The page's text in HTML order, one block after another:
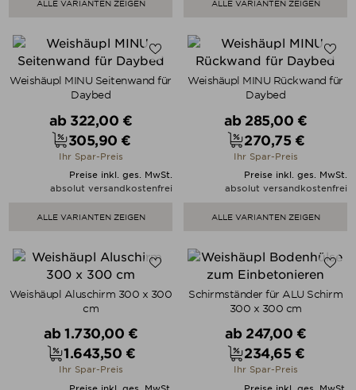
ALLE VARIANTEN ZEIGEN ALLE VARIANTEN ZEIGEN
Weishäupl MINU Seitenwand für
Daybed
Verkaufspreis
ab 322,00 €
Preis
305,90 €
Ihr Spar-Preis
Preise inkl. ges. MwSt.
absolut versandkostenfrei
ALLE VARIANTEN ZEIGEN
Weishäupl MINU Rückwand für
Daybed
Verkaufspreis
ab 285,00 €
Preis
270,75 €
Ihr Spar-Preis
Preise inkl. ges. MwSt.
absolut versandkostenfrei
ALLE VARIANTEN ZEIGEN
Weishäupl Aluschirm 300 x 300
cm
Verkaufspreis
ab 1.730,00 €
Preis
1.643,50 €
Ihr Spar-Preis
Schirmständer für ALU Schirm
300 x 300 cm
Verkaufspreis
ab 247,00 €
Preis
234,65 €
Ihr Spar-Preis